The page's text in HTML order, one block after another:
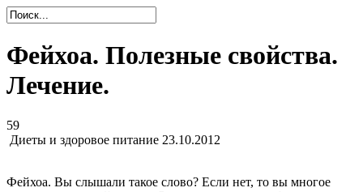
Фейхоа. Полезные свойства.
Лечение.
59
Диеты и здоровое питание 23.10.2012
Фейхоа. Вы слышали такое слово? Если нет, то вы многое